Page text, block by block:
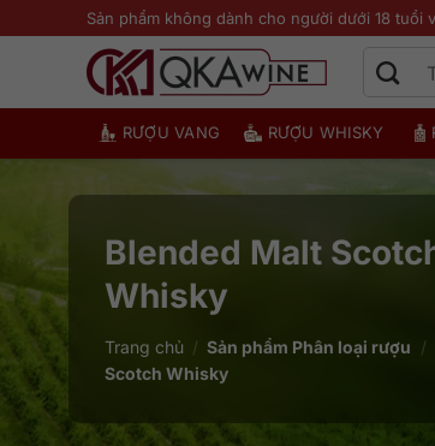
qua
Sản phẩm không dành cho người dưới 18 tuổi
RƯỢU VANG RƯỢU WHISKY
Blended Malt
Whisky
Trang chủ / Sản phẩm Phân loại rượu /
Scotch Whisky